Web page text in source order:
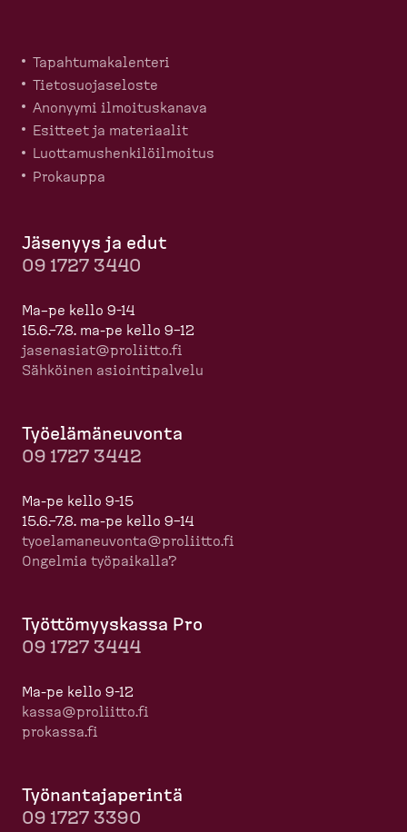
Tapahtu­ma­ka­lenteri
Tietosuo­ja­seloste
Anonyymi ilmoitus­kanava
Esitteet ja materiaalit
Luotta­mus­hen­ki­löil­moitus
Prokauppa
Jäsenyys ja edut
09 1727 3440
Ma–pe kello 9-14
15.6.–7.8. ma-pe kello 9–12
jasenasiat@proliitto.fi
Sähköinen asioin­ti­palvelu
Työelä­mä­neuvonta
09 1727 3442
Ma-pe kello 9-15
15.6.–7.8. ma-pe kello 9–14
tyoela­ma­neuvonta@proliitto.fi
Ongelmia työpaikalla?
Työttö­myyskassa Pro
09 1727 3444
Ma-pe kello 9-12
kassa@proliitto.fi
prokassa.fi
Työnan­ta­ja­perintä
09 1727 3390